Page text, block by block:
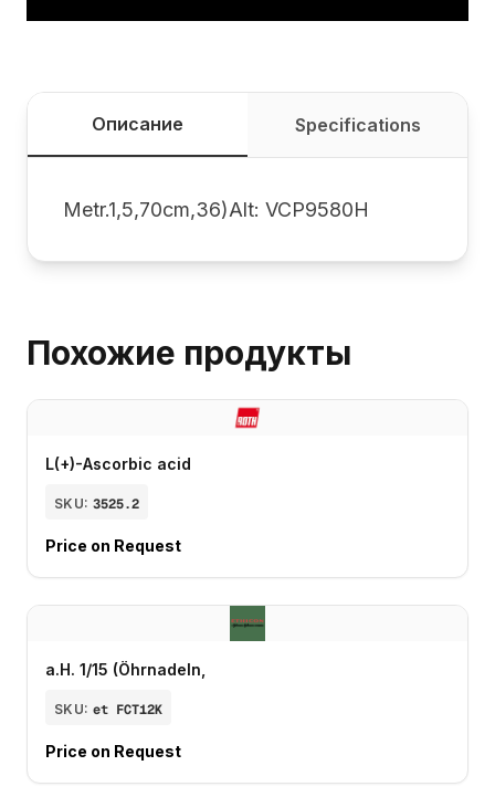
Описание Specifications
Metr.1,5,70cm,36)Alt: VCP9580H
Похожие продукты
L(+)-Ascorbic acid
SKU: 3525.2
Price on Request
a.H. 1/15 (Öhrnadeln,
SKU: et FCT12K
Price on Request